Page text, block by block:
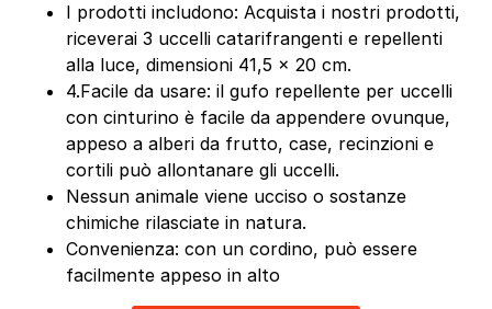
I prodotti includono: Acquista i nostri prodotti,
riceverai 3 uccelli catarifrangenti e repellenti
alla luce, dimensioni 41,5 x 20 cm.
4.Facile da usare: il gufo repellente per uccelli
con cinturino è facile da appendere ovunque,
appeso a alberi da frutto, case, recinzioni e
cortili può allontanare gli uccelli.
Nessun animale viene ucciso o sostanze
chimiche rilasciate in natura.
Convenienza: con un cordino, può essere
facilmente appeso in alto